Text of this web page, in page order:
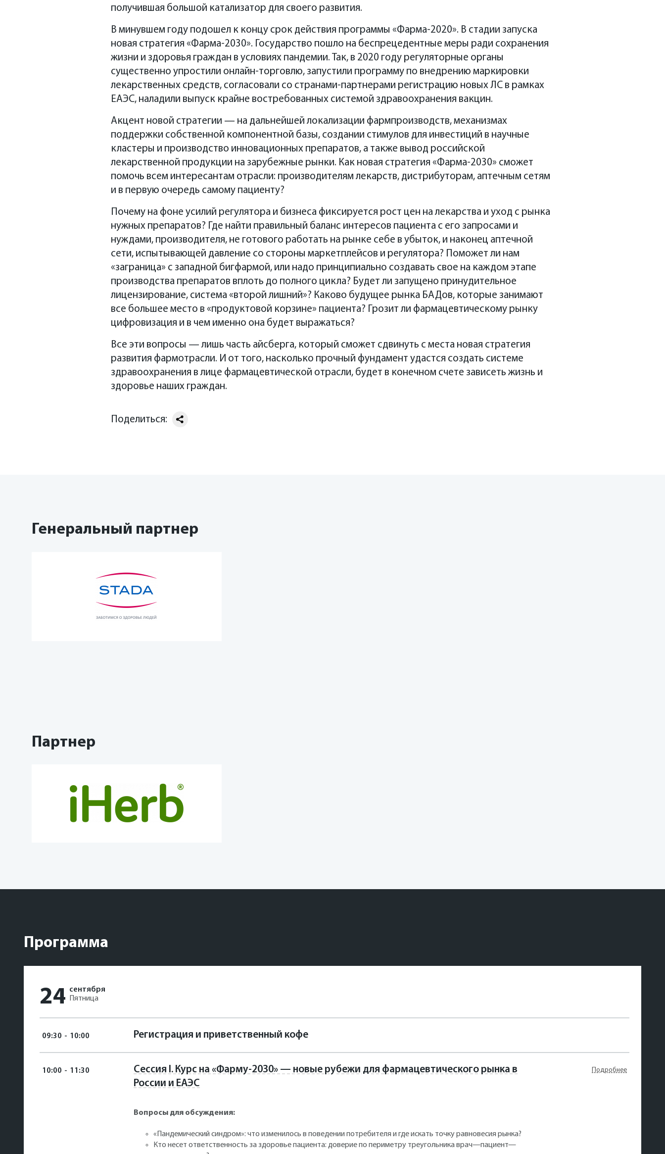
получившая большой катализатор для своего развития.
В минувшем году подошел к концу срок действия программы «Фарма-2020». В стадии запуска
новая стратегия «Фарма-2030». Государство пошло на беспрецедентные меры ради сохранения
жизни и здоровья граждан в условиях пандемии. Так, в 2020 году регуляторные органы
существенно упростили онлайн-торговлю, запустили программу по внедрению маркировки
лекарственных средств, согласовали со странами-партнерами регистрацию новых ЛС в рамках
ЕАЭС, наладили выпуск крайне востребованных системой здравоохранения вакцин.
Акцент новой стратегии — на дальнейшей локализации фармпроизводств, механизмах
поддержки собственной компонентной базы, создании стимулов для инвестиций в научные
кластеры и производство инновационных препаратов, а также вывод российской
лекарственной продукции на зарубежные рынки. Как новая стратегия «Фарма-2030» сможет
помочь всем интересантам отрасли: производителям лекарств, дистрибуторам, аптечным сетям
и в первую очередь самому пациенту?
Почему на фоне усилий регулятора и бизнеса фиксируется рост цен на лекарства и уход с рынка
нужных препаратов? Где найти правильный баланс интересов пациента с его запросами и
нуждами, производителя, не готового работать на рынке себе в убыток, и наконец аптечной
сети, испытывающей давление со стороны маркетплейсов и регулятора? Поможет ли нам
«заграница» с западной бигфармой, или надо принципиально создавать свое на каждом этапе
производства препаратов вплоть до полного цикла? Будет ли запущено принудительное
лицензирование, система «второй лишний»? Каково будущее рынка БАДов, которые занимают
все большее место в «продуктовой корзине» пациента? Грозит ли фармацевтическому рынку
цифровизация и в чем именно она будет выражаться?
Все эти вопросы — лишь часть айсберга, который сможет сдвинуть с места новая стратегия
развития фармотрасли. И от того, насколько прочный фундамент удастся создать системе
здравоохранения в лице фармацевтической отрасли, будет в конечном счете зависеть жизнь и
здоровье наших граждан.
Первым на сессии выступил директор по коммерческой эффективности STADA в
России и СНГ Дмитрий Белоусов, который поделился данными из исследования STADA
Health Report. «Существенная часть россиян (41%) удовлетворена работой
в стране эпидемии коронавируса, их доля увеличилась на 7%. Напротив, в целом
среди 15 стран мира, где проводился опрос, этот показатель, хоть и был изначально
выше российского (74%), снизился на 3 п. п.»,— отметил он. Дальнейшее повышение
качества работы национальной системы здравоохранения в РФ потребует от
фармацевтических компаний повышения эффективности их производства. «Здесь на
помощь может прийти цифровизация. Например, STADA уже перевела в электронный
формат многие внутренние процессы, и мы видим, насколько благодаря этому
выросла продуктивность компании»,— сообщил Дмитрий Белоусов.
директор по коммерческой эффективности STADA в регионе Россия и СНГ
Дмитрий Белоусов
коммерческий директор ПАО «Аптечная сеть 36,6»
Сергей Демин
директор по взаимодействию с государственными органами и обеспечению доступа на рынки, ООО «Тева»
Андрей Колесников
генеральный директор компании «НоваМедика»
Елена Литвинова
генеральный директор Sun Pharma Россия
Артур Валиев
исполнительный директор, Ассоциация фармацевтических компаний «Инфарма»
Вадим Кукава
доктор химических наук, профессор, руководитель лаборатории метаболомного и протеомного анализа ФГБУН «ФИЦ
питания и биотехнологии»
Константин Эллер
заведующий кафедрой онкологии, гематологии и лучевой терапии РНИМУ им. Н. И. Пирогова, председатель
наблюдательного совета ассоциации "Качество жизни"
Сергей Румянцев
генеральный директор iHerb в России
Илья Микин
тревел-журналист, медиатехнолог, глава медиасовета консорциума «Устойчивый туризм» при Минэкономразвитии РФ
Ирина Пудова
д.б.н., заведующий лабораторией химии пищевых продуктов ФГБУН «ФИЦ питания и биотехнологии»
Владимир Бессонов
Поделиться:
Генеральный партнер
Партнер
Программа
24 сентября
Пятница
09:30 - 10:00 Регистрация и приветственный кофе
10:00 - 11:30
Сессия l. Курс на «Фарму-2030» — новые рубежи для фармацевтического рынка в
России и ЕАЭС
Подробнее
Вопросы для обсуждения:
«Пандемический синдром»: что изменилось в поведении потребителя и где искать точку равновесия рынка?
Кто несет ответственность за здоровье пациента: доверие по периметру треугольника врач—пациент—